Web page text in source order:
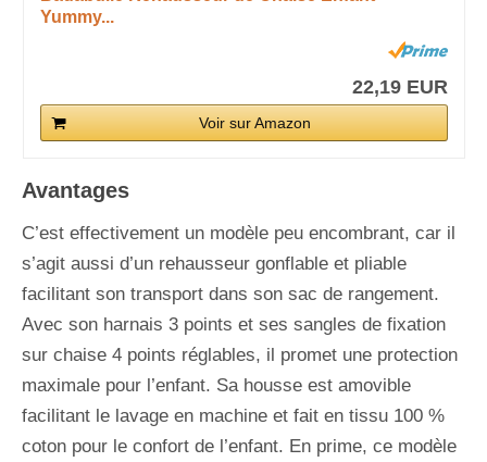
Yummy...
22,19 EUR
Voir sur Amazon
Avantages
C’est effectivement un modèle peu encombrant, car il
s’agit aussi d’un rehausseur gonflable et pliable
facilitant son transport dans son sac de rangement.
Avec son harnais 3 points et ses sangles de fixation
sur chaise 4 points réglables, il promet une protection
maximale pour l’enfant. Sa housse est amovible
facilitant le lavage en machine et fait en tissu 100 %
coton pour le confort de l’enfant. En prime, ce modèle